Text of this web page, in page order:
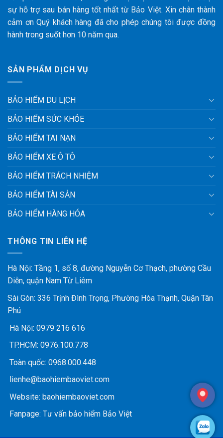
sự hỗ trợ sau bán hàng tốt nhất từ Bảo Việt. Xin chân thành
cảm ơn Quý khách hàng đã cho phép chúng tôi được đồng
hành trong suốt hơn 10 năm qua.
SẢN PHẨM DỊCH VỤ
BẢO HIỂM DU LỊCH
BẢO HIỂM SỨC KHỎE
BẢO HIỂM TAI NẠN
BẢO HIỂM XE Ô TÔ
BẢO HIỂM TRÁCH NHIỆM
BẢO HIỂM TÀI SẢN
BẢO HIỂM HÀNG HÓA
THÔNG TIN LIÊN HỆ
Hà Nội: Tầng 1, số 8, đường Nguyễn Cơ Thạch, phường Cầu
Diễn, quận Nam Từ Liêm
Sài Gòn: 336 Trịnh Đình Trọng, Phường Hòa Thạnh, Quận Tân
Phú
Hà Nội: 0979 216 616
TP.HCM: 0976.100.778
Toàn quốc: 0968.000.448
lienhe@baohiembaoviet.com
Website: baohiembaoviet.com
Fanpage: Tư vấn bảo hiểm Bảo Việt